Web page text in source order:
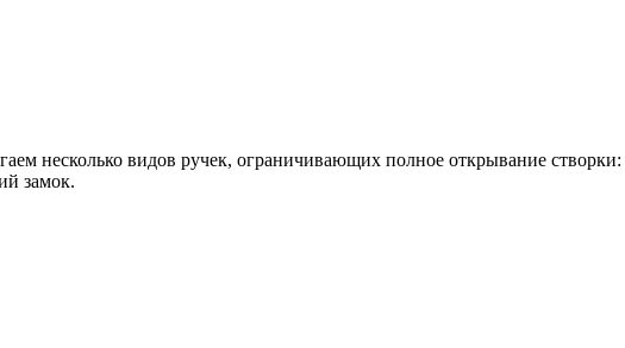
несколько видов ручек, ограничивающих полное открывание
замок.